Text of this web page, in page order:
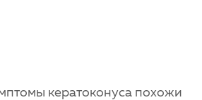
кератоконуса похожи